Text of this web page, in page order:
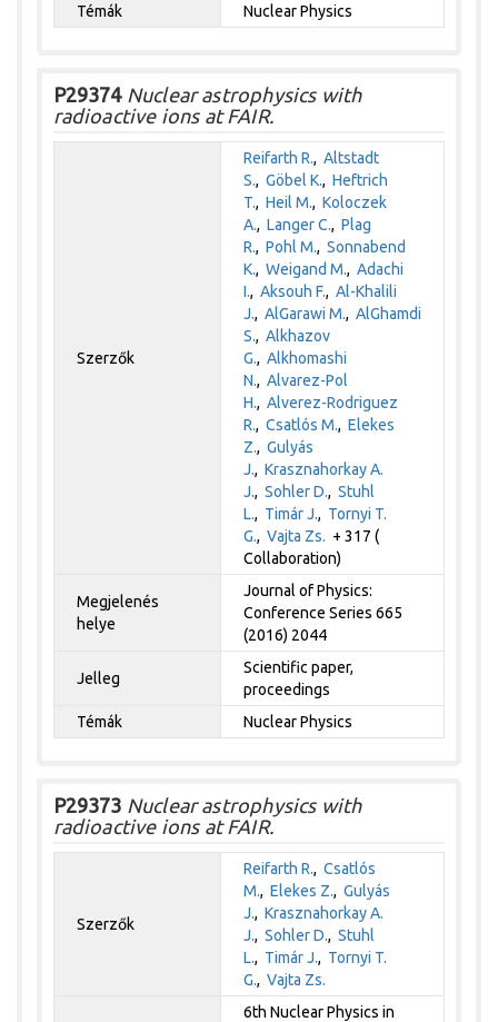
Témák
Nuclear Physics
P29374Nuclear astrophysics with
radioactive ions at FAIR.
Szerzők
Reifarth R., Altstadt
S., Göbel K., Heftrich
T., Heil M., Koloczek
A., Langer C., Plag
R., Pohl M., Sonnabend
K., Weigand M., Adachi
I., Aksouh F., Al-Khalili
J., AlGarawi M., AlGhamdi
S., Alkhazov
G., Alkhomashi
N., Alvarez-Pol
H., Alverez-Rodriguez
R., Csatlós M., Elekes
Z., Gulyás
J., Krasznahorkay A.
J., Sohler D., Stuhl
L., Timár J., Tornyi T.
G., Vajta Zs. + 317 (
Collaboration)
Megjelenés
helye
Journal of Physics:
Conference Series 665
(2016) 2044
Jelleg
Scientific paper,
proceedings
Témák
Nuclear Physics
P29373 Nuclear astrophysics with
radioactive ions at FAIR.
Szerzők
Reifarth R., Csatlós
M., Elekes Z., Gulyás
J., Krasznahorkay A.
J., Sohler D., Stuhl
L., Timár J., Tornyi T.
G., Vajta Zs.
6th Nuclear Physics in